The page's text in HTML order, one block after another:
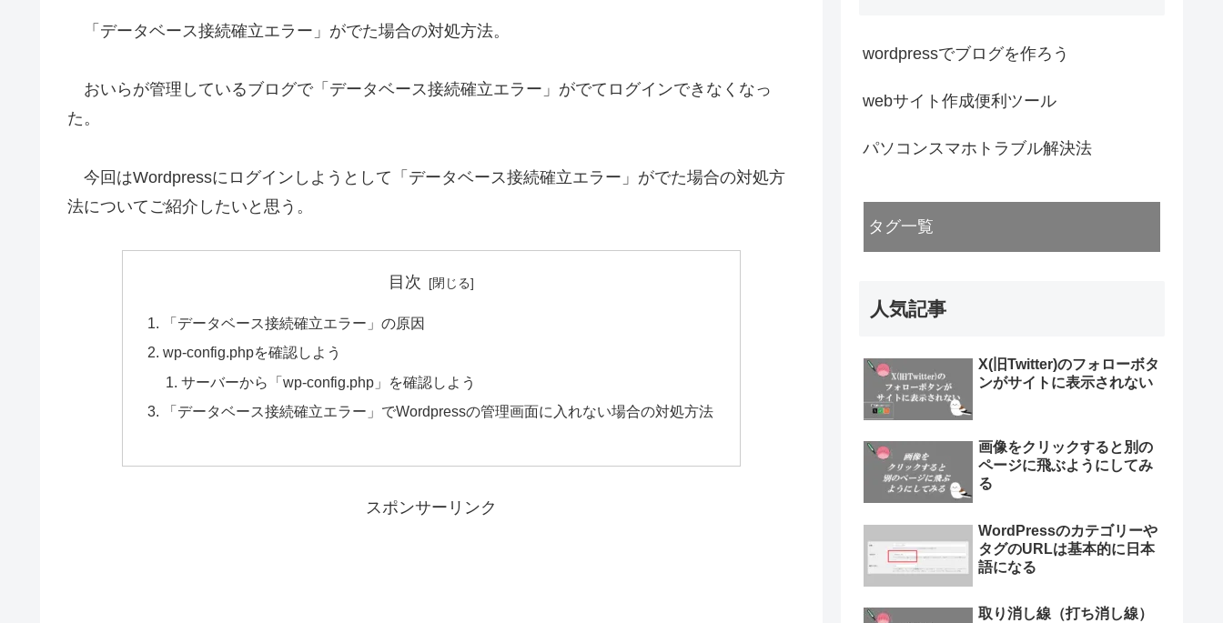
「データベース接続確立エラー」がでた場合の対処方法。
おいらが管理しているブログで「データベース接続確立エラー」がでてログインできなくなっ
た。
今回はWordpressにログインしようとして「データベース接続確立エラー」がでた場合の対処方
法についてご紹介したいと思う。
目次
「データベース接続確立エラー」の原因
wp-config.phpを確認しよう
サーバーから「wp-config.php」を確認しよう
「データベース接続確立エラー」でWordpressの管理画面に入れない場合の対処方法
スポンサーリンク
wordpressでブログを作ろう
webサイト作成便利ツール
パソコンスマホトラブル解決法
タグ一覧
人気記事
X(旧Twitter)のフォローボタ
ンがサイトに表示されない
画像をクリックすると別の
ページに飛ぶようにしてみ
る
WordPressのカテゴリーや
タグのURLは基本的に日本
語になる
取り消し線（打ち消し線）